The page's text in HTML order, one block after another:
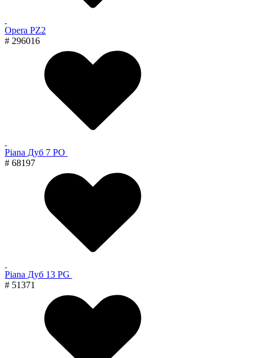
Opera PZ2
# 296016
Piana Дуб 7 PO
# 68197
Piana Дуб 13 PG
# 51371